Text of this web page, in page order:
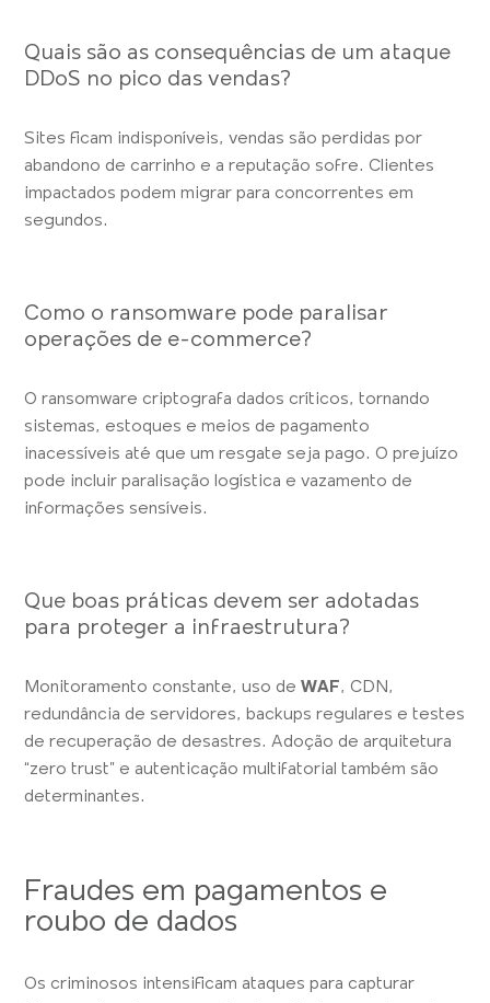
Quais são as consequências de um ataque
DDoS no pico das vendas?
Sites ficam indisponíveis, vendas são perdidas por
abandono de carrinho e a reputação sofre. Clientes
impactados podem migrar para concorrentes em
segundos.
Como o ransomware pode paralisar
operações de e-commerce?
O ransomware criptografa dados críticos, tornando
sistemas, estoques e meios de pagamento
inacessíveis até que um resgate seja pago. O prejuízo
pode incluir paralisação logística e vazamento de
informações sensíveis.
Que boas práticas devem ser adotadas
para proteger a infraestrutura?
Monitoramento constante, uso deWAF, CDN,
redundância de servidores, backups regulares e testes
de recuperação de desastres. Adoção de arquitetura
“zero trust” e autenticação multifatorial também são
determinantes.
Fraudes em pagamentos e
roubo de dados
Os criminosos intensificam ataques para capturar